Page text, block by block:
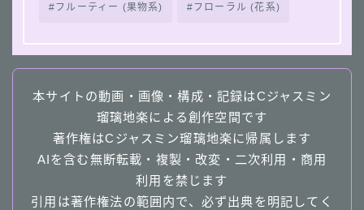
フルーティー (果物系) フローラル (花系)
本サイトの動画・画像・構成・記録はCジャスミン
瑠璃地楽による創作空間です
著作権はCジャスミン瑠璃地楽に帰属します
AIを含む無断転載・複製・改変・二次利用・商用
利用を禁じます
引用は著作権法の範囲内で、必ず出典を明記してく